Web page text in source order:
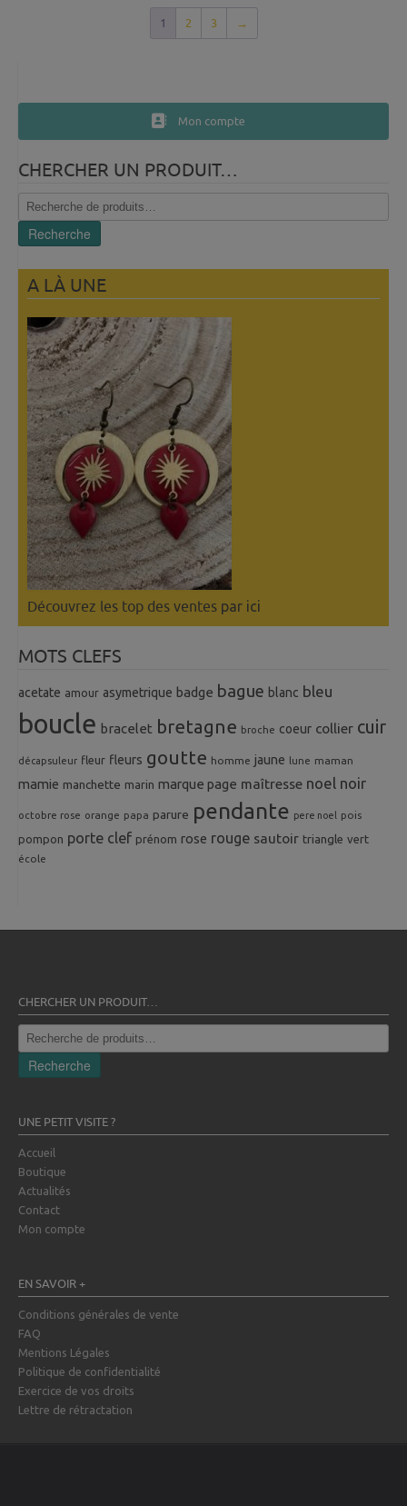
1 2 3 →
Mon compte
CHERCHER UN PRODUIT…
Recherche
pour :
Recherche
A LÀ UNE
Découvrez les top des ventes par ici
MOTS CLEFS
acetate amour asymetrique badge bague blanc bleu
boucle bracelet bretagne broche coeur collier cuir
décapsuleur fleur fleurs goutte homme jaune lune maman
mamie manchette marin marque page maîtresse noel noir
octobre rose orange papa parure pendante pere noel pois
pompon porte clef prénom rose rouge sautoir triangle vert
école
CHERCHER UN PRODUIT…
Recherche
pour :
Recherche
UNE PETIT VISITE ?
Accueil
Boutique
Actualités
Contact
Mon compte
EN SAVOIR +
Conditions générales de vente
FAQ
Mentions Légales
Politique de confidentialité
Exercice de vos droits
Lettre de rétractation